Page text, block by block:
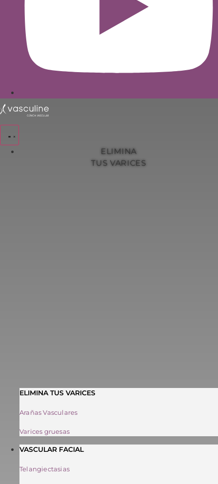
ELIMINA
TUS VARICES
ELIMINA TUS VARICES
Arañas Vasculares
Varices gruesas
VASCULAR FACIAL
Telangiectasias